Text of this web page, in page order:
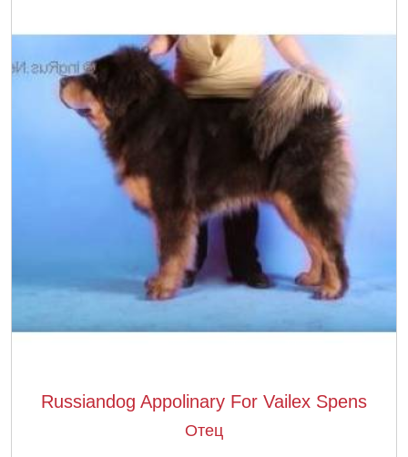
Russiandog Appolinary For Vailex Spens
Отец